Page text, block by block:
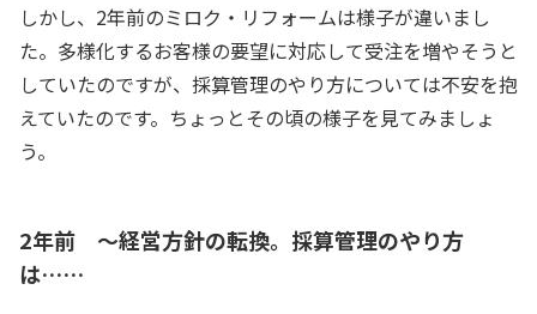
しかし、2年前のミロク・リフォームは様子が違いまし
た。多様化するお客様の要望に対応して受注を増やそうと
していたのですが、採算管理のやり方については不安を抱
えていたのです。ちょっとその頃の様子を見てみましょ
う。
2年前 ～経営方針の転換。採算管理のやり方
は……